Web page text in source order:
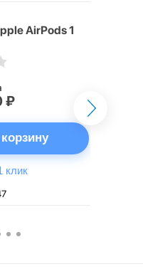
AirPods 1
₽
клик